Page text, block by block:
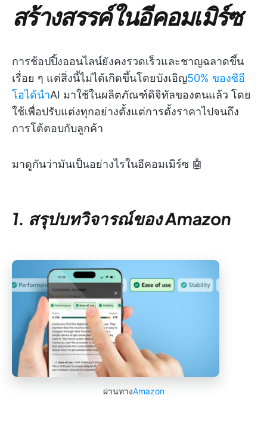
สร้างสรรค์ในอีคอมเมิร์ซ
การช้อปปิ้งออนไลน์ยังคงรวดเร็วและชาญฉลาดขึ้น
เรื่อย ๆ แต่สิ่งนี้ไม่ได้เกิดขึ้นโดยบังเอิญ50% ของซีอี
โอได้นำAI มาใช้ในผลิตภัณฑ์ดิจิทัลของตนแล้ว โดย
ใช้เพื่อปรับแต่งทุกอย่างตั้งแต่การตั้งราคาไปจนถึง
การโต้ตอบกับลูกค้า
มาดูกันว่ามันเป็นอย่างไรในอีคอมเมิร์ซ 🤖
1. สรุปบทวิจารณ์ของ Amazon
ผ่านทางAmazon